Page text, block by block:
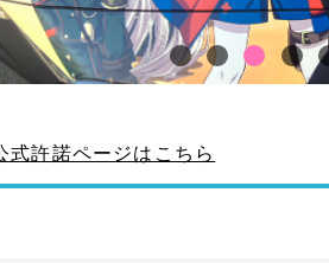
式許諾ページはこちら